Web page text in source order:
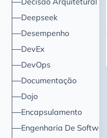
Deepseek
Desempenho
DevEx
DevOps
Documentação
Dojo
Encapsulamento
Engenharia De Software